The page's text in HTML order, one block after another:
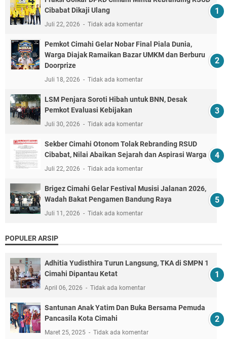
Cibabat Dikaji Ulang
Juli 22, 2026 Tidak ada komentar
Pemkot Cimahi Gelar Nobar Final Piala Dunia,
Warga Diajak Ramaikan Bazar UMKM dan Berburu
Doorprize
Juli 18, 2026 Tidak ada komentar
LSM Penjara Soroti Hibah untuk BNN, Desak
Pemkot Evaluasi Kebijakan
Juli 30, 2026 Tidak ada komentar
Sekber Cimahi Otonom Tolak Rebranding RSUD
Cibabat, Nilai Abaikan Sejarah dan Aspirasi Warga
Juli 22, 2026 Tidak ada komentar
Brigez Cimahi Gelar Festival Musisi Jalanan 2026,
Wadah Bakat Pengamen Bandung Raya
Juli 11, 2026 Tidak ada komentar
POPULER ARSIP
Adhitia Yudisthira Turun Langsung, TKA di SMPN 1
Cimahi Dipantau Ketat
April 06, 2026 Tidak ada komentar
Santunan Anak Yatim Dan Buka Bersama Pemuda
Pancasila Kota Cimahi
Maret 25, 2025 Tidak ada komentar